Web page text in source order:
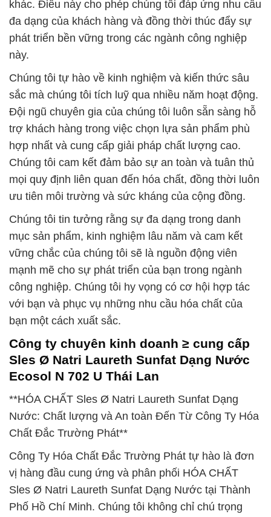
khác. Điều này cho phép chúng tôi đáp ứng nhu cầu
đa dạng của khách hàng và đồng thời thúc đẩy sự
phát triển bền vững trong các ngành công nghiệp
này.
Chúng tôi tự hào về kinh nghiệm và kiến thức sâu
sắc mà chúng tôi tích luỹ qua nhiều năm hoạt động.
Đội ngũ chuyên gia của chúng tôi luôn sẵn sàng hỗ
trợ khách hàng trong việc chọn lựa sản phẩm phù
hợp nhất và cung cấp giải pháp chất lượng cao.
Chúng tôi cam kết đảm bảo sự an toàn và tuân thủ
mọi quy định liên quan đến hóa chất, đồng thời luôn
ưu tiên môi trường và sức kháng của cộng đồng.
Chúng tôi tin tưởng rằng sự đa dạng trong danh
mục sản phẩm, kinh nghiệm lâu năm và cam kết
vững chắc của chúng tôi sẽ là nguồn động viên
mạnh mẽ cho sự phát triển của bạn trong ngành
công nghiệp. Chúng tôi hy vọng có cơ hội hợp tác
với bạn và phục vụ những nhu cầu hóa chất của
bạn một cách xuất sắc.
Công ty chuyên kinh doanh ≥ cung cấp
Sles Ø Natri Laureth Sunfat Dạng Nước
Ecosol N 702 U Thái Lan
**HÓA CHẤT Sles Ø Natri Laureth Sunfat Dạng
Nước: Chất lượng và An toàn Đến Từ Công Ty Hóa
Chất Đắc Trường Phát**
Công Ty Hóa Chất Đắc Trường Phát tự hào là đơn
vị hàng đầu cung ứng và phân phối HÓA CHẤT
Sles Ø Natri Laureth Sunfat Dạng Nước tại Thành
Phố Hồ Chí Minh. Chúng tôi không chỉ chú trọng